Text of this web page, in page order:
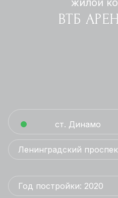
жилой
ВТБ
ст. Динамо
Ленинградский
Год постройки: 2020